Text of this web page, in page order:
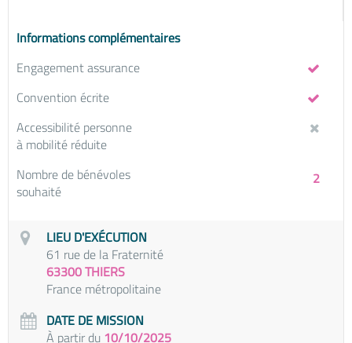
Informations complémentaires
Engagement assurance
Convention écrite
Accessibilité personne
à mobilité réduite
2
Nombre de bénévoles
souhaité
LIEU D'EXÉCUTION
61 rue de la Fraternité
63300 THIERS
France métropolitaine
DATE DE MISSION
À partir du 10/10/2025